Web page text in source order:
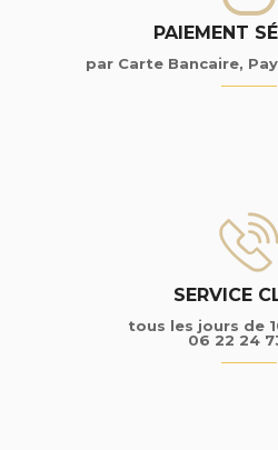
PAIEMENT
par Carte Bancaire,
SERVICE
tous les jours de
06 22 24